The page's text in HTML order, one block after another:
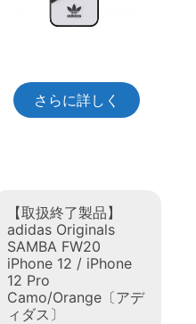
さらに詳しく
【取扱終了製品】
adidas Originals
SAMBA FW20
iPhone 12 / iPhone
12 Pro
Camo/Orange〔アデ
ィダス〕